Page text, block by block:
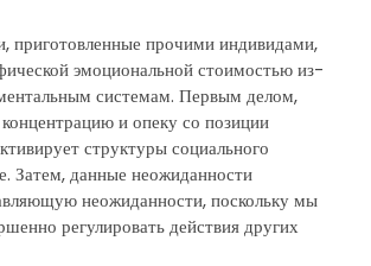
приготовленные прочими индивидами,
эмоциональной стоимостью из-
системам. Первым делом,
и опеку со позиции
структуры социального
Затем, данные неожиданности
неожиданности, поскольку мы
регулировать действия других